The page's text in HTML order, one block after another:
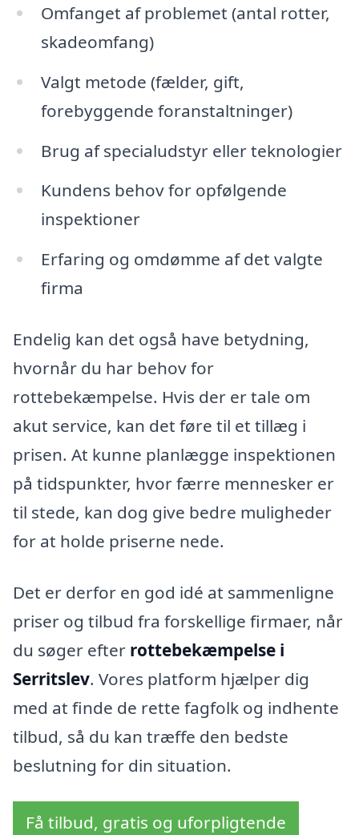
Omfanget af problemet (antal rotter,
skadeomfang)
Valgt metode (fælder, gift,
forebyggende foranstaltninger)
Brug af specialudstyr eller teknologier
Kundens behov for opfølgende
inspektioner
Erfaring og omdømme af det valgte
firma
Endelig kan det også have betydning,
hvornår du har behov for
rottebekæmpelse. Hvis der er tale om
akut service, kan det føre til et tillæg i
prisen. At kunne planlægge inspektionen
på tidspunkter, hvor færre mennesker er
til stede, kan dog give bedre muligheder
for at holde priserne nede.
Det er derfor en god idé at sammenligne
priser og tilbud fra forskellige firmaer, når
du søger efter rottebekæmpelse i
Serritslev. Vores platform hjælper dig
med at finde de rette fagfolk og indhente
tilbud, så du kan træffe den bedste
beslutning for din situation.
Få tilbud, gratis og uforpligtende